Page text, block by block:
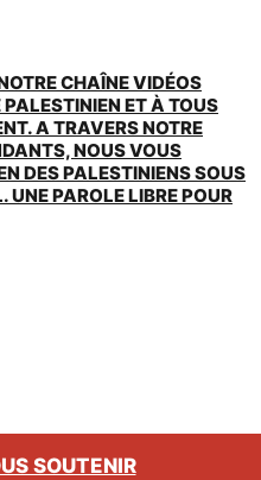
CHAÎNE VIDÉOS
ET À TOUS
A TRAVERS NOTRE
NOUS VOUS
DES PALESTINIENS SOUS
UNE PAROLE LIBRE POUR
SOUTENIR